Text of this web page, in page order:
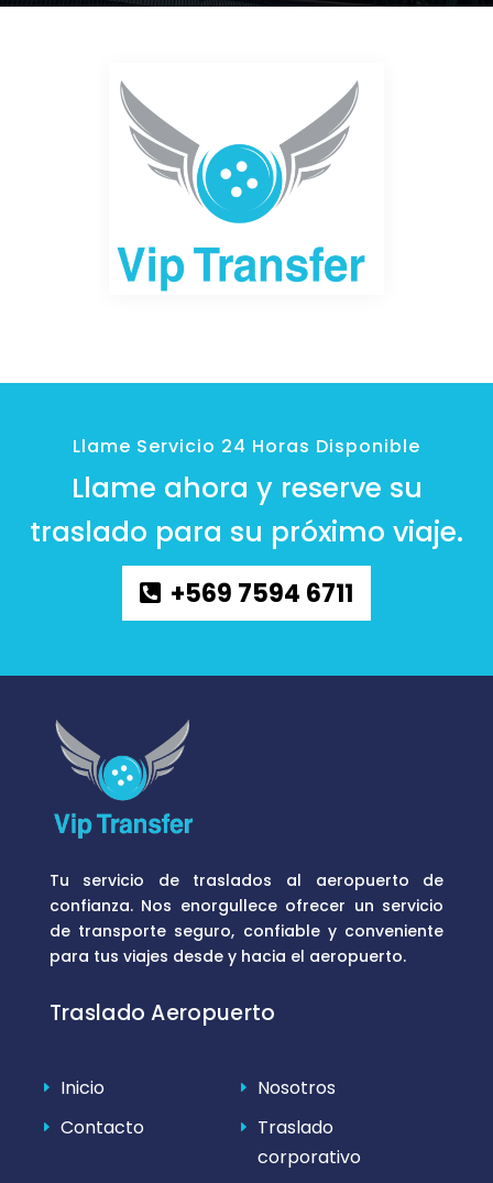
Llame Servicio 24 Horas Disponible
Llame ahora y reserve su
traslado para su próximo viaje.
+569 7594 6711
Tu servicio de traslados al aeropuerto de
confianza. Nos enorgullece ofrecer un servicio
de transporte seguro, confiable y conveniente
para tus viajes desde y hacia el aeropuerto.
Traslado Aeropuerto
Inicio
Nosotros
Contacto
Traslado
corporativo